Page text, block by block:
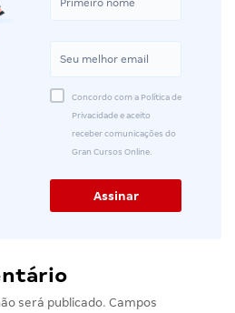
Concordo com a Política de
Privacidade e aceito
receber comunicações do
Gran Cursos Online.
será publicado. Campos